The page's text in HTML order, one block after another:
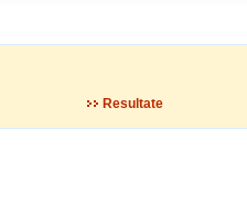
Resultate